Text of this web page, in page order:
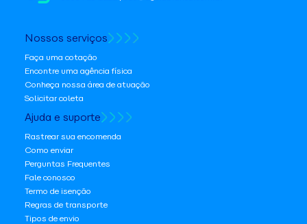
Nossos serviços
Faça uma cotação
Encontre uma agência física
Conheça nossa área de atuação
Solicitar coleta
Ajuda e suporte
Rastrear sua encomenda
Como enviar
Perguntas Frequentes
Fale conosco
Termo de isenção
Regras de transporte
Tipos de envio